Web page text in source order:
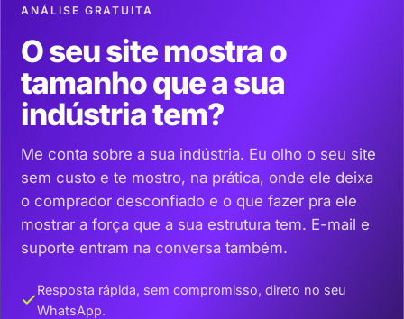
ANÁLISE GRATUITA
O seu site mostra o
tamanho que a sua
indústria tem?
Me conta sobre a sua indústria. Eu olho o seu site
sem custo e te mostro, na prática, onde ele deixa
o comprador desconfiado e o que fazer pra ele
mostrar a força que a sua estrutura tem. E-mail e
suporte entram na conversa também.
Resposta rápida, sem compromisso, direto no seu
WhatsApp.